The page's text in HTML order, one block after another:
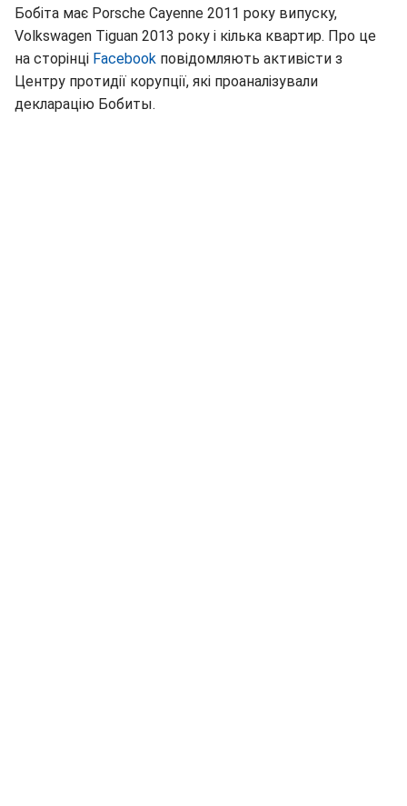
Бобіта має Porsche Cayenne 2011 року випуску,
Volkswagen Tiguan 2013 року і кілька квартир. Про це
на сторінці Facebook повідомляють активісти з
Центру протидії корупції, які проаналізували
декларацію Бобиты.